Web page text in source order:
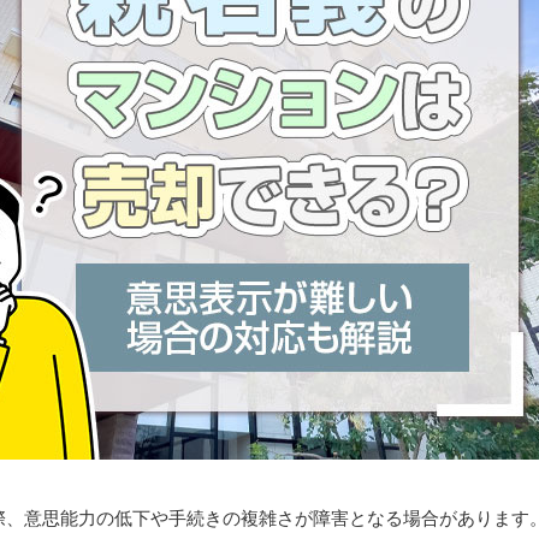
意思能力の低下や手続きの複雑さが障害となる場合があります